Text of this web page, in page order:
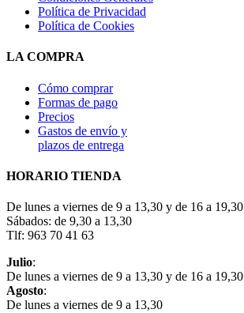
Política de Privacidad
Política de Cookies
LA COMPRA
Cómo comprar
Formas de pago
Precios
Gastos de envío y
plazos de entrega
HORARIO TIENDA
De lunes a viernes de 9 a 13,30 y de 16 a 19,30
Sábados: de 9,30 a 13,30
Tlf: 963 70 41 63
Julio:
De lunes a viernes de 9 a 13,30 y de 16 a 19,30
Agosto:
De lunes a viernes de 9 a 13,30